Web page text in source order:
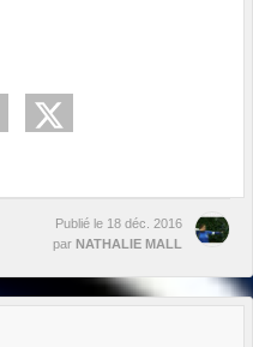
Publié le 18 déc. 2016
par NATHALIE MALL